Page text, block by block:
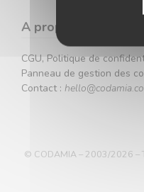
A propos
CGU, Politique de
Panneau de gestion des
Contact :
© CODAMIA – 2003/2026 –